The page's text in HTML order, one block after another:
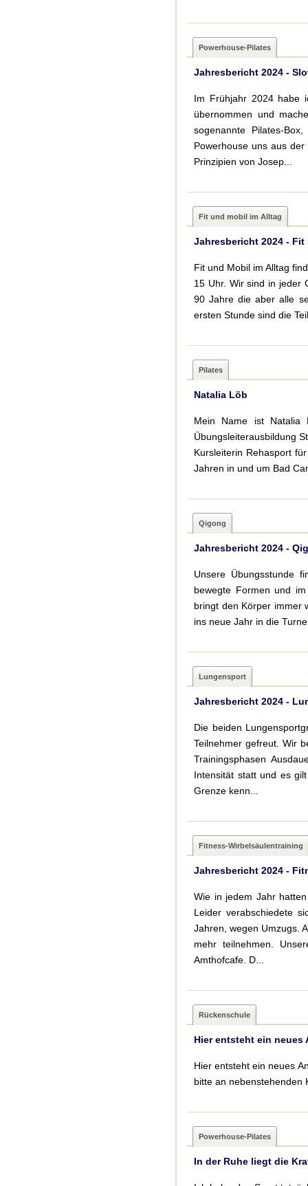
Powerhouse-Pilates
Jahresbericht 2024 -
Im Frühjahr 2024 habe
übernommen und
sogenannte Pilates-
Powerhouse uns aus
Prinzipien von Josep...
Fit und mobil im Alltag
Jahresbericht 2024 -
Fit und Mobil im Alltag
15 Uhr. Wir sind in jeder
90 Jahre die aber alle
ersten Stunde sind die
Pilates
Natalia Löb
Mein Name ist Natalia
Übungsleiterausbildung
Kursleiterin Rehasport
Jahren in und um Bad
Qigong
Jahresbericht 2024 -
Unsere Übungsstunde
bewegte Formen und
bringt den Körper immer
ins neue Jahr in die
Lungensport
Jahresbericht 2024 -
Die beiden
Teilnehmer gefreut. Wir
Trainingsphasen
Intensität statt und es
Grenze kenn...
Fitness-Wirbelsäulentraining
Jahresbericht 2024 -
Wie in jedem Jahr
Leider verabschiedete
Jahren, wegen Umzugs.
mehr teilnehmen.
Amthofcafe. D...
Rückenschule
Hier entsteht ein neues
Hier entsteht ein neues
bitte an nebenstehenden
Powerhouse-Pilates
In der Ruhe liegt die